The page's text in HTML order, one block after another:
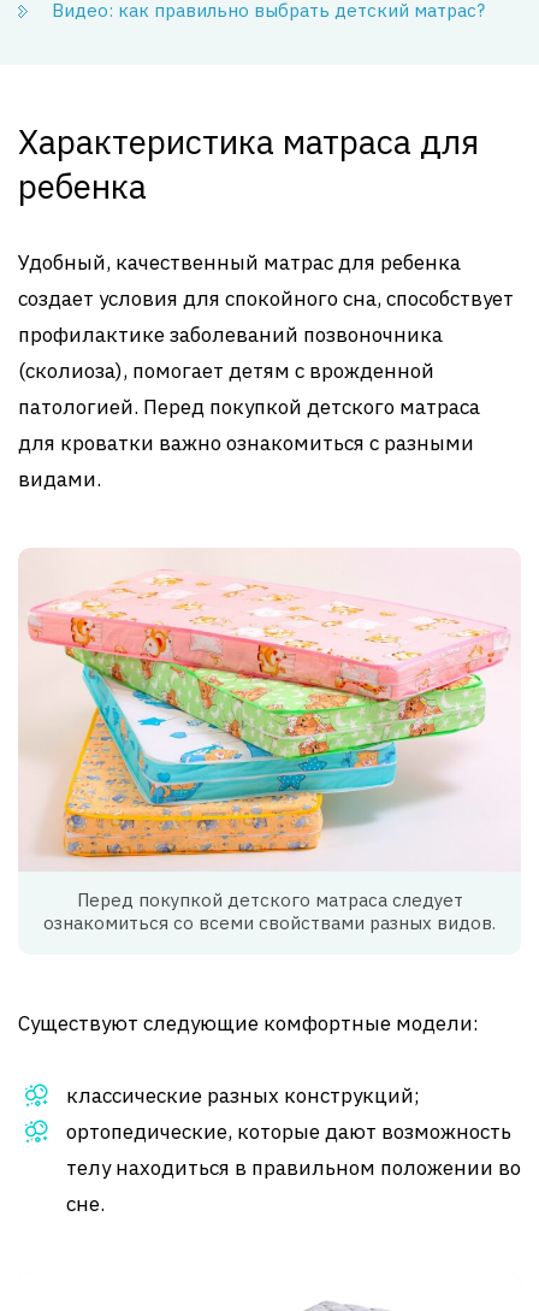
Видео: как правильно выбрать детский матрас?
Характеристика матраса для
ребенка
Удобный, качественный матрас для ребенка
создает условия для спокойного сна, способствует
профилактике заболеваний позвоночника
(сколиоза), помогает детям с врожденной
патологией. Перед покупкой детского матраса
для кроватки важно ознакомиться с разными
видами.
Перед покупкой детского матраса следует
ознакомиться со всеми свойствами разных видов.
Существуют следующие комфортные модели:
классические разных конструкций;
ортопедические, которые дают возможность
телу находиться в правильном положении во
сне.